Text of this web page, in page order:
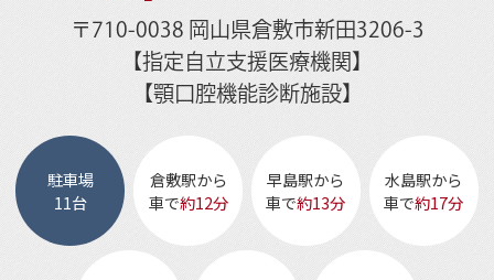
〒710-0038 岡山県倉敷市新田3206-3
【指定自立支援医療機関】
【顎口腔機能診断施設】
駐車場
11台
倉敷駅から
車で約12分
早島駅から
車で約13分
水島駅から
車で約17分